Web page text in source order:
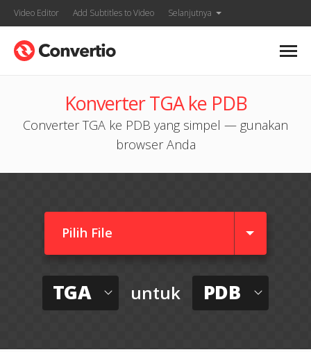
Video Editor Add Subtitles to Video Selanjutnya
Konverter TGA ke PDB
Converter TGA ke PDB yang simpel — gunakan
browser Anda
Pilih File
TGA untuk PDB